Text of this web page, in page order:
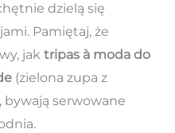
dzielą się
Pamiętaj, że
jak tripas à moda do
(zielona zupa z
serwowane